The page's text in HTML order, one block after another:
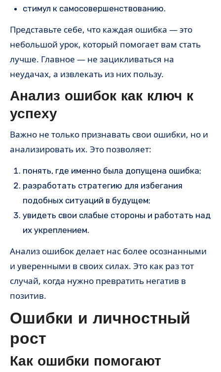
стимул к самосовершенствованию.
Представьте себе, что каждая ошибка — это
небольшой урок, который помогает вам стать
лучше. Главное — не зацикливаться на
неудачах, а извлекать из них пользу.
Анализ ошибок как ключ к
успеху
Важно не только признавать свои ошибки, но и
анализировать их. Это позволяет:
понять, где именно была допущена ошибка;
разработать стратегию для избегания
подобных ситуаций в будущем;
увидеть свои слабые стороны и работать над
их укреплением.
Анализ ошибок делает нас более осознанными
и уверенными в своих силах. Это как раз тот
случай, когда нужно превратить негатив в
позитив.
Ошибки и личностный
рост
Как ошибки помогают